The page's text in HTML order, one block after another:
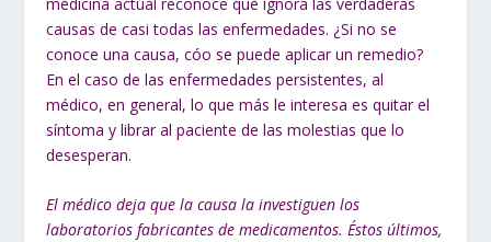
causas de casi todas las enfermedades. ¿Si no se
conoce una causa, cóo se puede aplicar un remedio?
En el caso de las enfermedades persistentes, al
médico, en general, lo que más le interesa es quitar el
síntoma y librar al paciente de las molestias que lo
desesperan.
El médico deja que la causa la investiguen los
laboratorios fabricantes de medicamentos. Éstos últimos,